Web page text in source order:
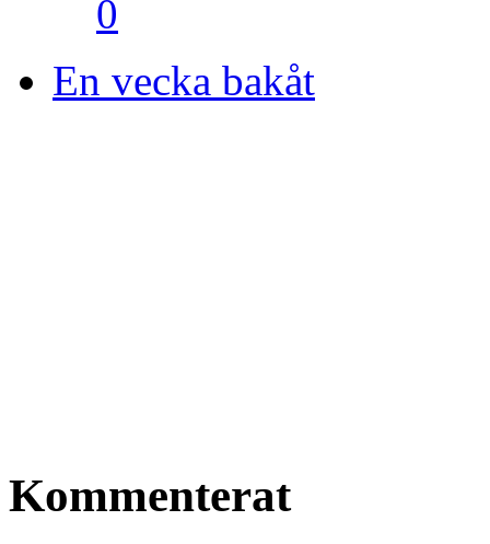
0
En vecka bakåt
Kommenterat